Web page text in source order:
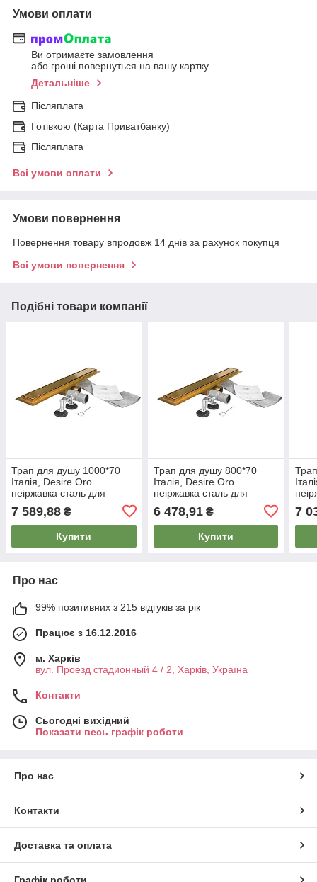
Умови оплати
Ви отримаєте замовлення
або гроші повернуться на вашу картку
Детальніше
Післяплата
Готівкою (Карта Приватбанку)
Післяплата
Всі умови оплати
Умови повернення
Повернення товару впродовж 14 днів за рахунок покупця
Всі умови повернення
Подібні товари компанії
Трап для душу 1000*70
Італія, Desire Oro
неіржавка сталь для
ванної кімнати та душу, у
ретро-золоті
7 589,88 ₴
Купити
Трап для душу 800*70
Італія, Desire Oro
неіржавка сталь для
ванної кімнати та душу, у
ретро-золоті
6 478,91₴
Купити
7
Про нас
99% позитивних з 215 відгуків за рік
Працює з 16.12.2016
м. Харків
вул. Проезд стадионный 4 / 2, Харків, Україна
Контакти
Сьогодні вихідний
Показати весь графік роботи
Про нас
Контакти
Доставка та оплата
Графік роботи